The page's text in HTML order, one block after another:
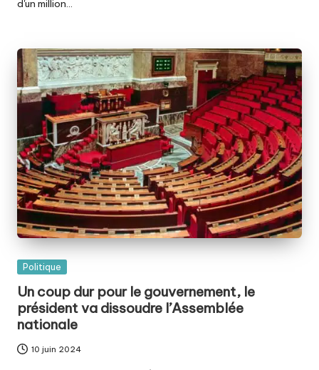
d'un million…
Posted
Politique
Un coup dur pour le gouvernement, le
président va dissoudre l’Assemblée
nationale
10 juin 2024